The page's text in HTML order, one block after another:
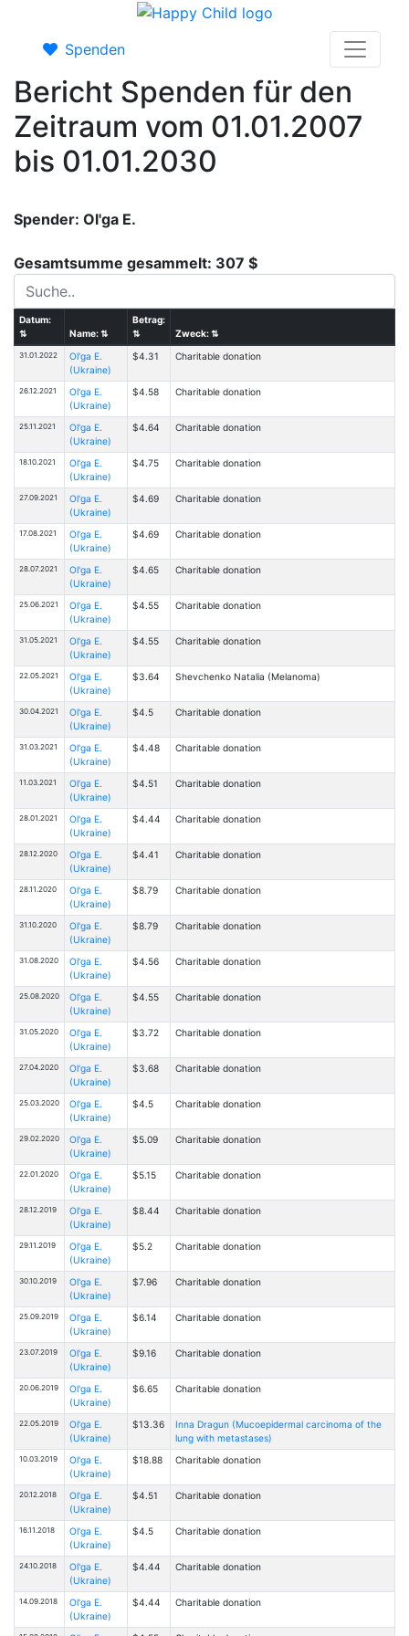
Spenden
Bericht Spenden für den
Zeitraum vom 01.01.2007
bis 01.01.2030
Spender: Ol'ga E.
Gesamtsumme gesammelt: 307 $
Datum:
⇅
Name:⇅
Betrag:
⇅
Zweck:⇅
31.01.2022
Ol'ga E.
(Ukraine)
$4.31 Charitable donation
26.12.2021
Ol'ga E.
(Ukraine)
$4.58 Charitable donation
25.11.2021
Ol'ga E.
(Ukraine)
$4.64 Charitable donation
18.10.2021
Ol'ga E.
(Ukraine)
$4.75 Charitable donation
27.09.2021
Ol'ga E.
(Ukraine)
$4.69 Charitable donation
17.08.2021
Ol'ga E.
(Ukraine)
$4.69 Charitable donation
28.07.2021
Ol'ga E.
(Ukraine)
$4.65 Charitable donation
25.06.2021
Ol'ga E.
(Ukraine)
$4.55 Charitable donation
31.05.2021
Ol'ga E.
(Ukraine)
$4.55 Charitable donation
22.05.2021
Ol'ga E.
(Ukraine)
$3.64 Shevchenko Natalia (Melanoma)
30.04.2021
Ol'ga E.
(Ukraine)
$4.5 Charitable donation
31.03.2021
Ol'ga E.
(Ukraine)
$4.48 Charitable donation
11.03.2021
Ol'ga E.
(Ukraine)
$4.51 Charitable donation
28.01.2021
Ol'ga E.
(Ukraine)
$4.44 Charitable donation
28.12.2020
Ol'ga E.
(Ukraine)
$4.41 Charitable donation
28.11.2020
Ol'ga E.
(Ukraine)
$8.79 Charitable donation
31.10.2020
Ol'ga E.
(Ukraine)
$8.79 Charitable donation
31.08.2020
Ol'ga E.
(Ukraine)
$4.56 Charitable donation
25.08.2020
Ol'ga E.
(Ukraine)
$4.55 Charitable donation
31.05.2020
Ol'ga E.
(Ukraine)
$3.72 Charitable donation
27.04.2020
Ol'ga E.
(Ukraine)
$3.68 Charitable donation
25.03.2020
Ol'ga E.
(Ukraine)
$4.5 Charitable donation
29.02.2020
Ol'ga E.
(Ukraine)
$5.09 Charitable donation
22.01.2020
Ol'ga E.
(Ukraine)
$5.15 Charitable donation
28.12.2019
Ol'ga E.
(Ukraine)
$8.44 Charitable donation
29.11.2019
Ol'ga E.
(Ukraine)
$5.2 Charitable donation
30.10.2019
Ol'ga E.
(Ukraine)
$7.96 Charitable donation
25.09.2019
Ol'ga E.
(Ukraine)
$6.14 Charitable donation
23.07.2019
Ol'ga E.
(Ukraine)
$9.16 Charitable donation
20.06.2019
Ol'ga E.
(Ukraine)
$6.65 Charitable donation
22.05.2019
Ol'ga E.
(Ukraine)
$13.36
Inna Dragun (Mucoepidermal carcinoma of the
lung with metastases)
10.03.2019
Ol'ga E.
(Ukraine)
$18.88 Charitable donation
20.12.2018
Ol'ga E.
(Ukraine)
$4.51 Charitable donation
16.11.2018
Ol'ga E.
(Ukraine)
$4.5 Charitable donation
24.10.2018
Ol'ga E.
(Ukraine)
$4.44 Charitable donation
14.09.2018
Ol'ga E.
(Ukraine)
$4.44 Charitable donation